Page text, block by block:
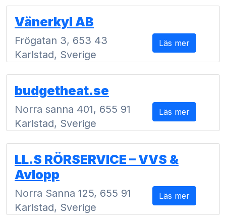
Vänerkyl AB
Frögatan 3, 653 43
Karlstad, Sverige
Läs mer
budgetheat.se
Norra sanna 401, 655 91
Karlstad, Sverige
Läs mer
LL.S RÖRSERVICE – VVS &
Avlopp
Norra Sanna 125, 655 91
Karlstad, Sverige
Läs mer